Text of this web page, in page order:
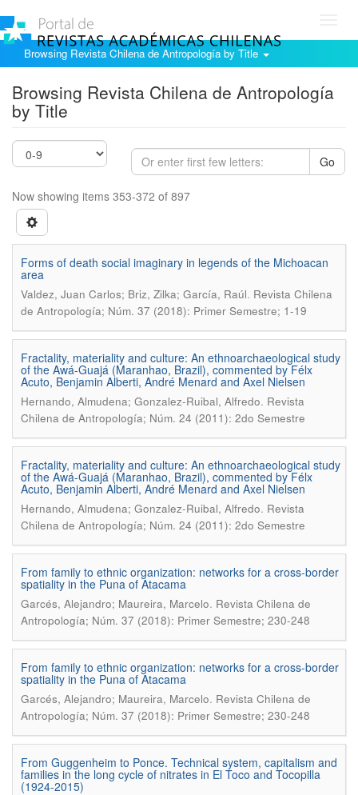
Browsing Revista Chilena de Antropología by Title
Browsing Revista Chilena de Antropología
by Title
Go
Now showing items 353-372 of 897
Forms of death social imaginary in legends of the Michoacan
area
Valdez, Juan Carlos; Briz, Zilka; García, Raúl. Revista Chilena
de Antropología; Núm. 37 (2018): Primer Semestre; 1-19
Fractality, materiality and culture: An ethnoarchaeological study
of the Awá-Guajá (Maranhao, Brazil), commented by Félx
Acuto, Benjamin Alberti, André Menard and Axel Nielsen
Hernando, Almudena; Gonzalez-Ruibal, Alfredo. Revista
Chilena de Antropología; Núm. 24 (2011): 2do Semestre
Fractality, materiality and culture: An ethnoarchaeological study
of the Awá-Guajá (Maranhao, Brazil), commented by Félx
Acuto, Benjamin Alberti, André Menard and Axel Nielsen
Hernando, Almudena; Gonzalez-Ruibal, Alfredo. Revista
Chilena de Antropología; Núm. 24 (2011): 2do Semestre
From family to ethnic organization: networks for a cross-border
spatiality in the Puna of Atacama
Garcés, Alejandro; Maureira, Marcelo. Revista Chilena de
Antropología; Núm. 37 (2018): Primer Semestre; 230-248
From family to ethnic organization: networks for a cross-border
spatiality in the Puna of Atacama
Garcés, Alejandro; Maureira, Marcelo. Revista Chilena de
Antropología; Núm. 37 (2018): Primer Semestre; 230-248
From Guggenheim to Ponce. Technical system, capitalism and
families in the long cycle of nitrates in El Toco and Tocopilla
(1924-2015)